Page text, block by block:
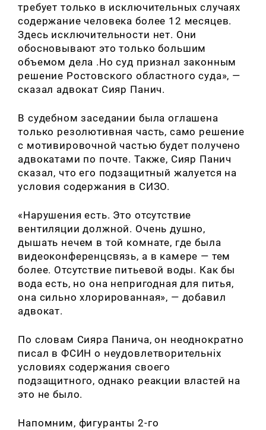
требует только в исключительных случаях
содержание человека более 12 месяцев.
Здесь исключительности нет. Они
обосновывают это только большим
объемом дела .Но суд признал законным
решение Ростовского областного суда», —
сказал адвокат Сияр Панич.
В судебном заседании была оглашена
только резолютивная часть, само решение
с мотивировочной частью будет получено
адвокатами по почте. Также, Сияр Панич
сказал, что его подзащитный жалуется на
условия содержания в СИЗО.
«Нарушения есть. Это отсутствие
вентиляции должной. Очень душно,
дышать нечем в той комнате, где была
видеоконференцсвязь, а в камере — тем
более. Отсутствие питьевой воды. Как бы
вода есть, но она непригодная для питья,
она сильно хлорированная», — добавил
адвокат.
По словам Сияра Панича, он неоднократно
писал в ФСИН о неудовлетворительніх
условиях содержания своего
подзащитного, однако реакции властей на
это не было.
Напомним, фигуранты 2-го